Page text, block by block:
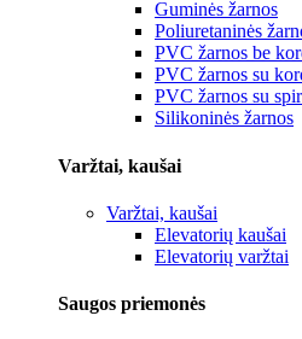
Guminės žarnos
Poliuretaninės
PVC žarnos be
PVC žarnos su
PVC žarnos su
Silikoninės žarnos
Varžtai, kaušai
Varžtai, kaušai
Elevatorių kaušai
Elevatorių varžtai
Saugos priemonės